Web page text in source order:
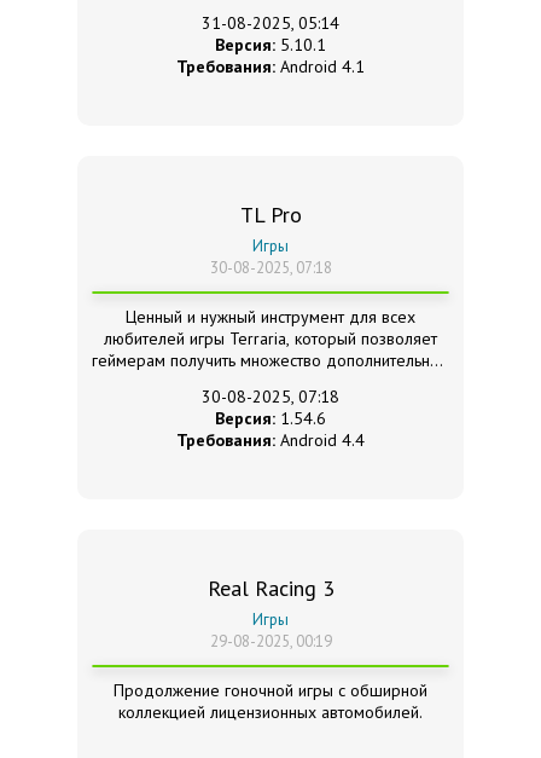
31-08-2025, 05:14
Версия: 5.10.1
Требования: Android 4.1
TL Pro
Игры
30-08-2025, 07:18
Ценный и нужный инструмент для всех
любителей игры Terraria, который позволяет
геймерам получить множество дополнительных
30-08-2025, 07:18
Версия: 1.54.6
Требования: Android 4.4
Real Racing 3
Игры
29-08-2025, 00:19
Продолжение гоночной игры с обширной
коллекцией лицензионных автомобилей.